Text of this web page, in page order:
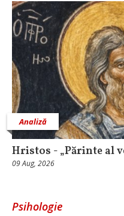
Analiză
Hristos - „Părinte al
09 Aug, 2026
Psihologie